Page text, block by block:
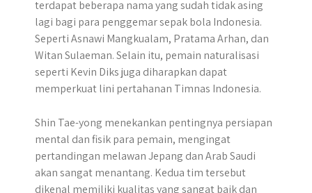
terdapat beberapa nama yang sudah tidak asing
lagi bagi para penggemar sepak bola Indonesia.
Seperti Asnawi Mangkualam, Pratama Arhan, dan
Witan Sulaeman. Selain itu, pemain naturalisasi
seperti Kevin Diks juga diharapkan dapat
memperkuat lini pertahanan Timnas Indonesia.
Shin Tae-yong menekankan pentingnya persiapan
mental dan fisik para pemain, mengingat
pertandingan melawan Jepang dan Arab Saudi
akan sangat menantang. Kedua tim tersebut
dikenal memiliki kualitas yang sangat baik dan